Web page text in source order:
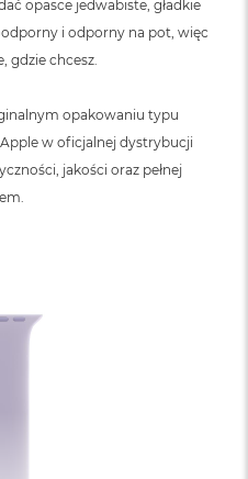
opasce jedwabiste, gładkie
i odporny na pot, więc
gdzie chcesz.
opakowaniu typu
w oficjalnej dystrybucji
jakości oraz pełnej